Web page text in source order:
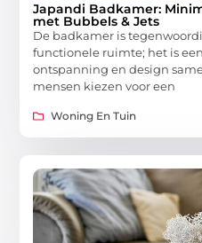
Japandi Badkamer:
met Bubbels & Jets
De badkamer is
functionele ruimte; het is
ontspanning en design
mensen kiezen voor een
Woning En Tuin